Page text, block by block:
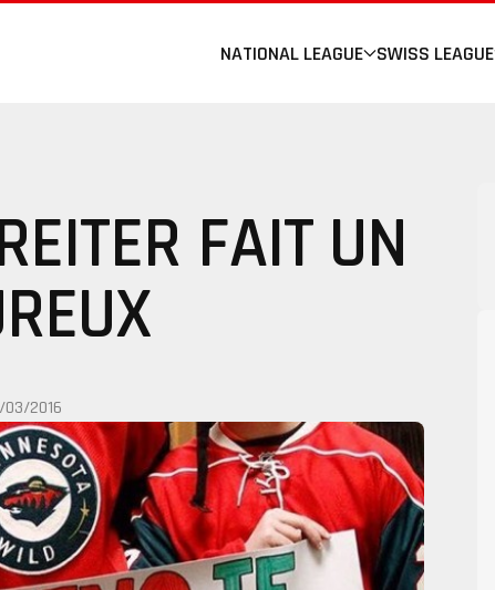
NATIONAL LEAGUE SWISS LEAGUE
FAIT UN
03/2016